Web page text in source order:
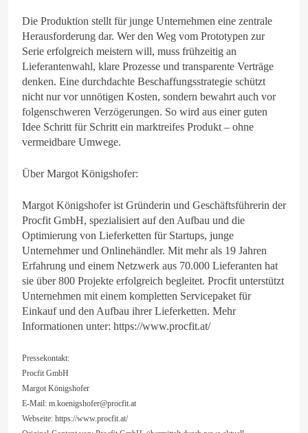
Die Produktion stellt für junge Unternehmen eine zentrale
Herausforderung dar. Wer den Weg vom Prototypen zur
Serie erfolgreich meistern will, muss frühzeitig an
Lieferantenwahl, klare Prozesse und transparente Verträge
denken. Eine durchdachte Beschaffungsstrategie schützt
nicht nur vor unnötigen Kosten, sondern bewahrt auch vor
folgenschweren Verzögerungen. So wird aus einer guten
Idee Schritt für Schritt ein marktreifes Produkt – ohne
vermeidbare Umwege.
Über Margot Königshofer:
Margot Königshofer ist Gründerin und Geschäftsführerin der
Procfit GmbH, spezialisiert auf den Aufbau und die
Optimierung von Lieferketten für Startups, junge
Unternehmer und Onlinehändler. Mit mehr als 19 Jahren
Erfahrung und einem Netzwerk aus 70.000 Lieferanten hat
sie über 800 Projekte erfolgreich begleitet. Procfit unterstützt
Unternehmen mit einem kompletten Servicepaket für
Einkauf und den Aufbau ihrer Lieferketten. Mehr
Informationen unter: https://www.procfit.at/
Pressekontakt:
Procfit GmbH
Margot Königshofer
E-Mail: m.koenigshofer@procfit.at
Webseite: https://www.procfit.at/